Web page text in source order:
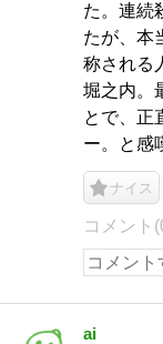
た。連続
たが、本
称される
堀之内。
とで、正
ー。と感
ナイス
コメント
ai